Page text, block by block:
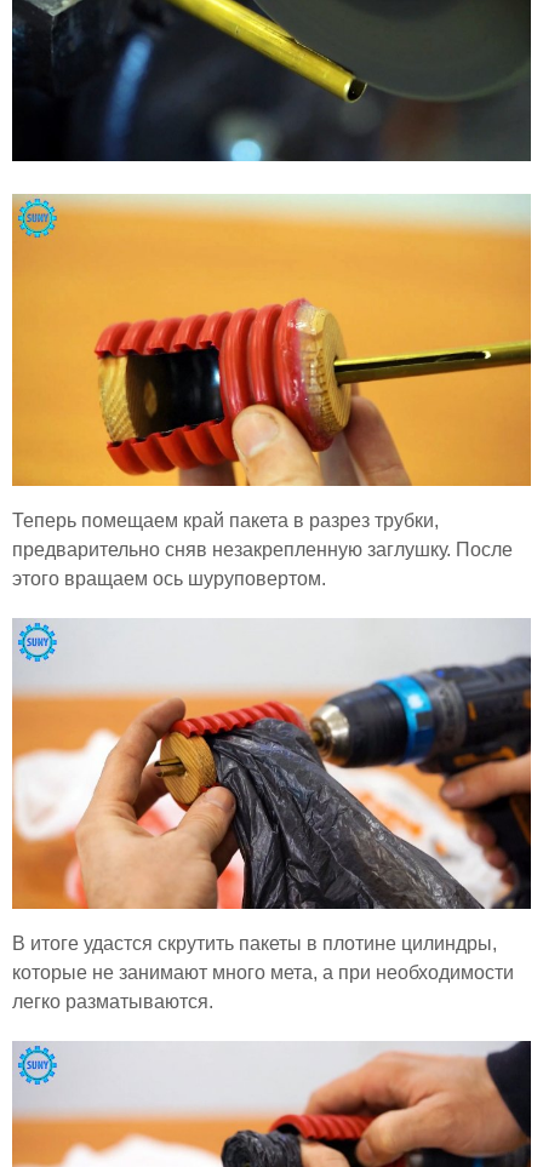
Теперь помещаем край пакета в разрез трубки,
предварительно сняв незакрепленную заглушку. После
этого вращаем ось шуруповертом.
В итоге удастся скрутить пакеты в плотине цилиндры,
которые не занимают много мета, а при необходимости
легко разматываются.